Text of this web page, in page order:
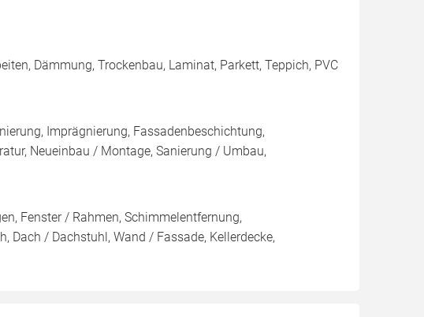
Dämmung, Trockenbau, Laminat, Parkett, Teppich, PVC
Imprägnierung, Fassadenbeschichtung,
Neueinbau / Montage, Sanierung / Umbau,
Fenster / Rahmen, Schimmelentfernung,
Dach / Dachstuhl, Wand / Fassade, Kellerdecke,